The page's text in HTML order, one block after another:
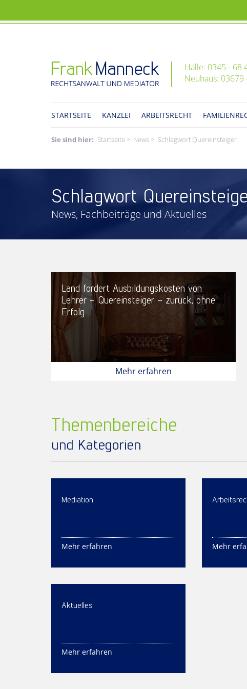
Halle: 0345 - 68
Neuhaus: 03679
STARTSEITE KANZLEI ARBEITSRECHT
Sie sind hier Startseite News Schlagwort Quereinsteiger
Schlagwort
News, Fachbeiträge und Aktuelles
Land fordert Ausbildungskosten von
Lehrer – Quereinsteiger – zurück, ohne
Erfolg ...
Mehr erfahren
Themenbereiche
und Kategorien
Mediation
Mehr erfahren Mehr
Aktuelles
Mehr erfahren